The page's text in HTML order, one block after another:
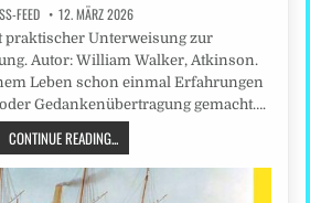
FEED 12. MÄRZ 2026
praktischer Unterweisung zur
Autor: William Walker, Atkinson.
Leben schon einmal Erfahrungen
Gedankenübertragung gemacht….
CONTINUE READING...